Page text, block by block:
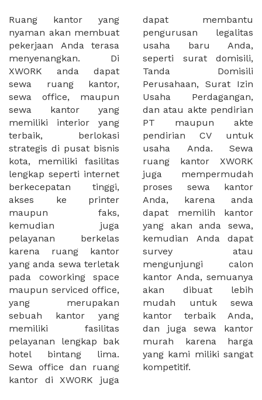
Ruang kantor yang
nyaman akan membuat
pekerjaan Anda terasa
menyenangkan. Di
XWORK anda dapat
sewa ruang kantor,
sewa office, maupun
sewa kantor yang
memiliki interior yang
terbaik, berlokasi
strategis di pusat bisnis
kota, memiliki fasilitas
lengkap seperti internet
berkecepatan tinggi,
akses ke printer
maupun faks,
kemudian juga
pelayanan berkelas
karena ruang kantor
yang anda sewa terletak
pada coworking space
maupun serviced office,
yang merupakan
sebuah kantor yang
memiliki fasilitas
pelayanan lengkap bak
hotel bintang lima.
Sewa office dan ruang
kantor di XWORK juga
dapat membantu
pengurusan legalitas
usaha baru Anda,
seperti surat domisili,
Tanda Domisili
Perusahaan, Surat Izin
Usaha Perdagangan,
dan atau akte pendirian
PT maupun akte
pendirian CV untuk
usaha Anda. Sewa
ruang kantor XWORK
juga mempermudah
proses sewa kantor
Anda, karena anda
dapat memilih kantor
yang akan anda sewa,
kemudian Anda dapat
survey atau
mengunjungi calon
kantor Anda, semuanya
akan dibuat lebih
mudah untuk sewa
kantor terbaik Anda,
dan juga sewa kantor
murah karena harga
yang kami miliki sangat
kompetitif.